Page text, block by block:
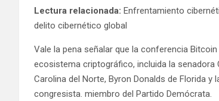
Lectura relacionada: Enfrentamiento
delito cibernético global
Vale la pena señalar que la conferencia
ecosistema criptográfico, incluida la
Carolina del Norte, Byron Donalds de Florida
congresista. miembro del Partido Demócrata.